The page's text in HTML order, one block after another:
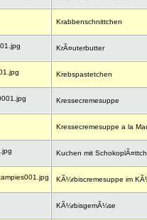
Krabbenschnittchen
KrÃ¤uterbutter
Krebspastetchen
Kressecremesuppe
Kressecremesuppe a la
Kuchen mit
KÃ¼rbiscremesuppe im
KÃ¼rbisgemÃ¼se